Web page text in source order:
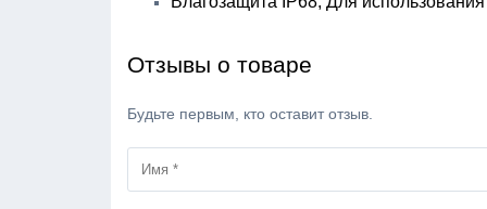
Отзывы о товаре
Будьте первым, кто оставит отзыв.